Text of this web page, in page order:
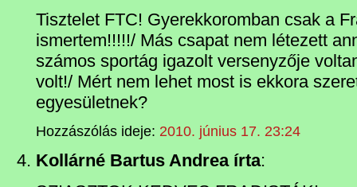
Tisztelet FTC! Gyerekkoromban csak a
ismertem!!!!!/ Más csapat nem létezett
számos sportág igazolt versenyzője
volt!/ Mért nem lehet most is ekkora
egyesületnek?
Hozzászólás ideje: 2010. június 17. 23:24
Kollárné Bartus Andrea írta: